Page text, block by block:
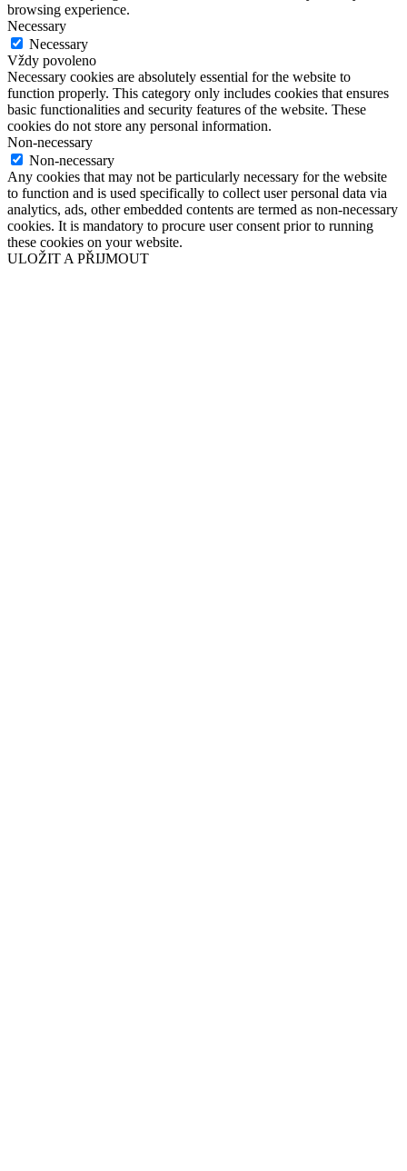
browsing experience.
Necessary
Necessary
Vždy povoleno
Necessary cookies are absolutely essential for the website to
function properly. This category only includes cookies that ensures
basic functionalities and security features of the website. These
cookies do not store any personal information.
Non-necessary
Non-necessary
Any cookies that may not be particularly necessary for the website
to function and is used specifically to collect user personal data via
analytics, ads, other embedded contents are termed as non-necessary
cookies. It is mandatory to procure user consent prior to running
these cookies on your website.
ULOŽIT A PŘIJMOUT